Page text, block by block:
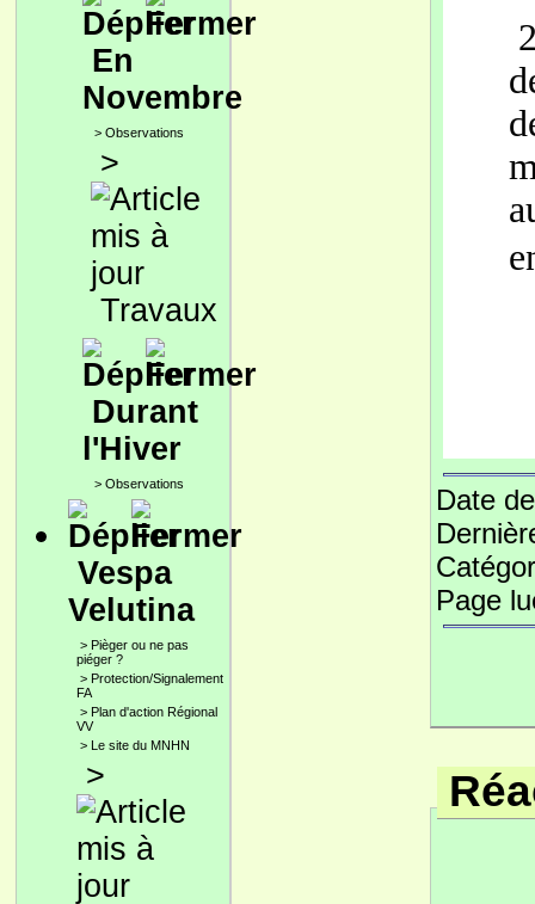
En
Novembre
> Observations
>
Travaux
Durant
l'Hiver
> Observations
Vespa
Velutina
> Pièger ou ne pas
piéger ?
> Protection/Signalement
FA
> Plan d'action Régional
VV
> Le site du MNHN
>
Date
Page